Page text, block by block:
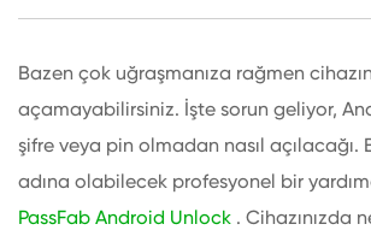
Bazen çok uğraşmanıza rağmen
açamayabilirsiniz. İşte sorun geliyor,
şifre veya pin olmadan nasıl açılacağı.
adına olabilecek profesyonel bir
PassFab Android Unlock . Cihazınızda